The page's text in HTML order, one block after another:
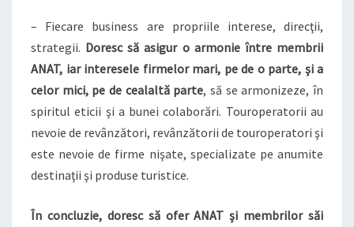
– Fiecare business are propriile interese, direcţii,
strategii. Doresc să asigur o armonie între membrii
ANAT, iar interesele firmelor mari, pe de o parte, şi a
celor mici, pe de cealaltă parte, să se armonizeze, în
spiritul eticii şi a bunei colaborări. Touroperatorii au
nevoie de revânzători, revânzătorii de touroperatori şi
este nevoie de firme nişate, specializate pe anumite
destinaţii şi produse turistice.
În concluzie, doresc să ofer ANAT şi membrilor săi